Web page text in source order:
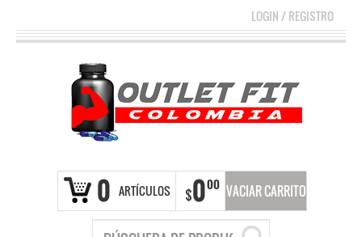
LOGIN/REGISTRO
0 ARTÍCULOS $000 VACIAR CARRITO